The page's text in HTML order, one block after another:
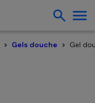
Gels douche Gel